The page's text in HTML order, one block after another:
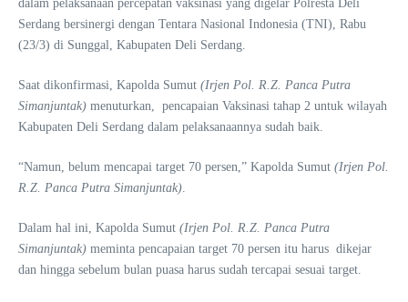
dalam pelaksanaan percepatan vaksinasi yang digelar Polresta Deli
Serdang bersinergi dengan Tentara Nasional Indonesia (TNI), Rabu
(23/3) di Sunggal, Kabupaten Deli Serdang.
Saat dikonfirmasi, Kapolda Sumut (Irjen Pol. R.Z. Panca Putra
Simanjuntak) menuturkan, pencapaian Vaksinasi tahap 2 untuk wilayah
Kabupaten Deli Serdang dalam pelaksanaannya sudah baik.
“Namun, belum mencapai target 70 persen,” Kapolda Sumut (Irjen Pol.
R.Z. Panca Putra Simanjuntak).
Dalam hal ini, Kapolda Sumut (Irjen Pol. R.Z. Panca Putra
Simanjuntak) meminta pencapaian target 70 persen itu harus dikejar
dan hingga sebelum bulan puasa harus sudah tercapai sesuai target.